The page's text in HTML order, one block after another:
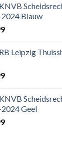
Blauw
Leipzig
Geel